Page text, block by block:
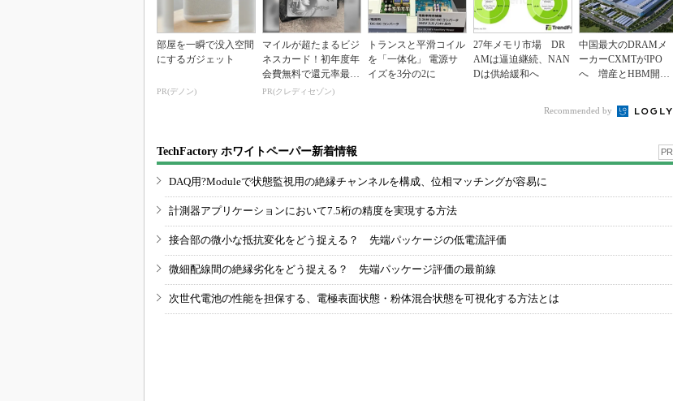
部屋を一瞬で没入空間
にするガジェット
PR(デノン)
マイルが超たまるビジ
ネスカード！初年度年
会費無料で還元率最大
1.125%
PR(クレディセゾン)
トランスと平滑コイル
を「一体化」 電源サ
イズを3分の2に
27年メモリ市場 DR
AMは逼迫継続、NAN
Dは供給緩和へ
中国最大のDRAMメ
ーカーCXMTがIPO
へ 増産とHBM開発
Recommended by
TechFactory ホワイトペーパー新着情報 PR
DAQ用?Moduleで状態監視用の絶縁チャンネルを構成、位相マッチングが容易に
計測器アプリケーションにおいて7.5桁の精度を実現する方法
接合部の微小な抵抗変化をどう捉える？ 先端パッケージの低電流評価
微細配線間の絶縁劣化をどう捉える？ 先端パッケージ評価の最前線
次世代電池の性能を担保する、電極表面状態・粉体混合状態を可視化する方法とは